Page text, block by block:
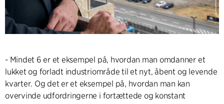
- Mindet 6 er et eksempel på, hvordan man omdanner et
lukket og forladt industriområde til et nyt, åbent og levende
kvarter. Og det er et eksempel på, hvordan man kan
overvinde udfordringerne i fortættede og konstant